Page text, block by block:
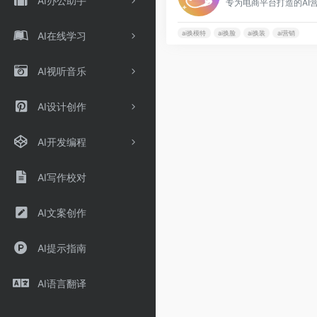
AI在线学习
AI视听音乐
AI设计创作
AI开发编程
AI写作校对
AI文案创作
AI提示指南
AI语言翻译
ai换模特 ai换脸 ai换装 ai营销